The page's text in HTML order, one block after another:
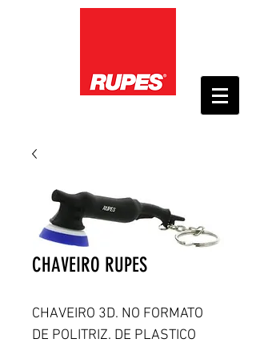
CHAVEIRO RUPES
CHAVEIRO 3D. NO FORMATO
DE POLITRIZ. DE PLASTICO